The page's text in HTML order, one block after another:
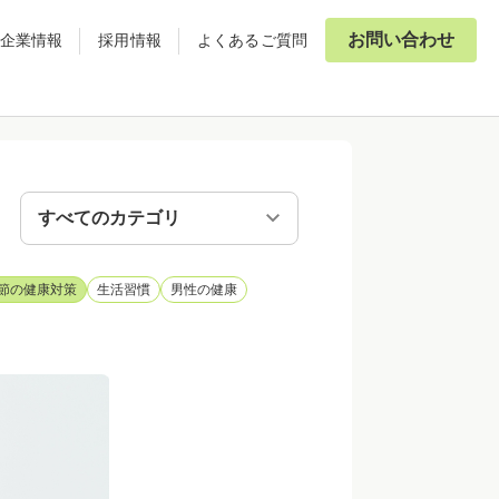
企業情報 採用情報 よくあるご質問 お問い合わせ
の健康対策 生活習慣 男性の健康